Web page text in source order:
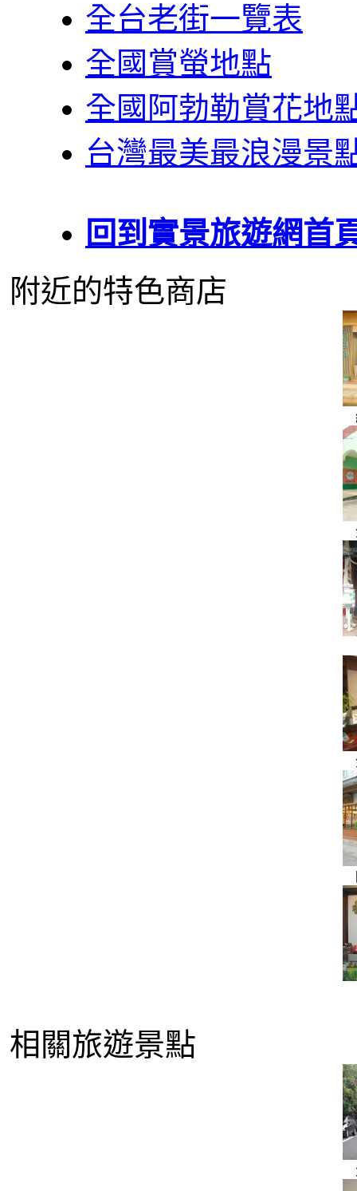
全台老街一覽表
全國賞螢地點
全國阿勃勒賞花地
台灣最美最浪漫景
回到實景旅遊網首
附近的特色商店
相關旅遊景點